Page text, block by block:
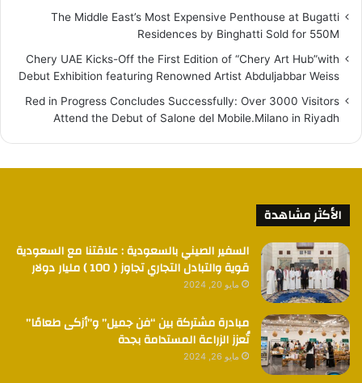
The Middle East’s Most Expensive Penthouse at Bugatti
Residences by Binghatti Sold for 550M
Chery UAE Kicks-Off the First Edition of “Chery Art Hub”with
Debut Exhibition featuring Renowned Artist Abduljabbar Weiss
Red in Progress Concludes Successfully: Over 3000 Visitors
Attend the Debut of Salone del Mobile.Milano in Riyadh
الأكثر مشاهدة
السفير الصيني بالسعودية : علاقتنا مع السعودية
قوية والتبادل التجاري تجاوز ( 100 ) مليار دولار
مايو 20, 2024
مبادرة مشتركة بين “فن جميل” و”أزكى طعامًا”
تُعزز الزراعة المستدامة بجدة
مايو 26, 2024